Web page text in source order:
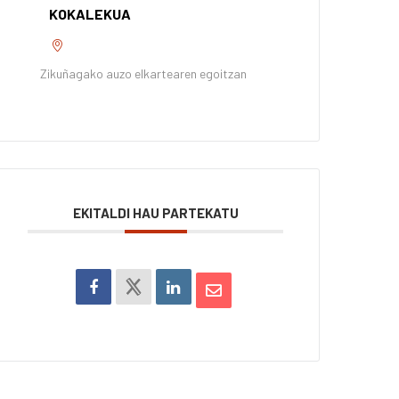
KOKALEKUA
Zikuñagako auzo elkartearen egoitzan
EKITALDI HAU PARTEKATU